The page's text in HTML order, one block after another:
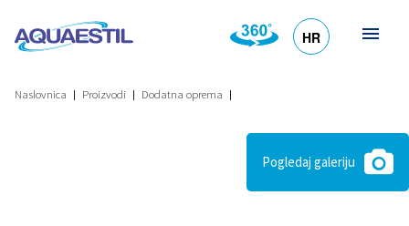
HR
Naslovnica Proizvodi Dodatna oprema
Pogledaj galeriju